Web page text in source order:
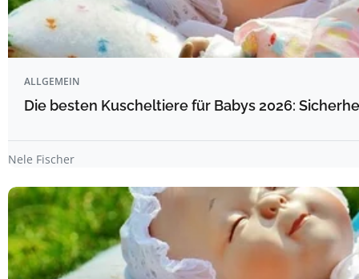
ALLGEMEIN
Die besten Kuscheltiere für Babys 2026:
Nele Fischer